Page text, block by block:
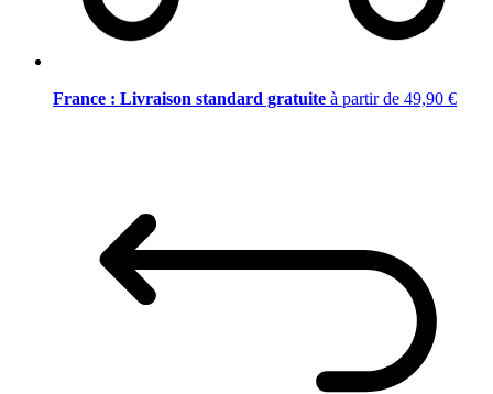
France : Livraison standard gratuite à partir de 49,90 €